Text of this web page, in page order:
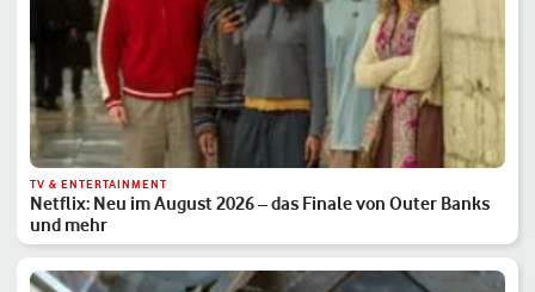
TV & ENTERTAINMENT
Netflix: Neu im August 2026 – das Finale von Outer Banks
und mehr